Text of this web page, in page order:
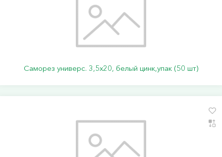
Саморез универс. 3,5х20, белый цинк,упак (50 шт)